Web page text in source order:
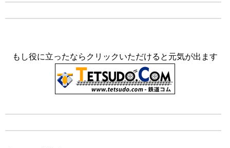
もし役に立ったならクリックいただけると元気が出ます